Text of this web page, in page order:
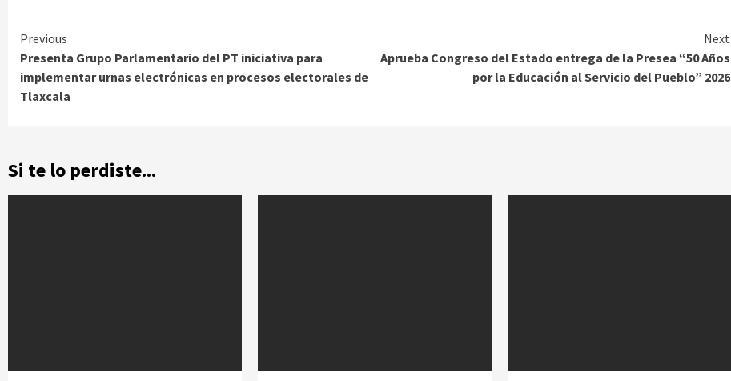
Continue
Reading
Previous
Presenta Grupo Parlamentario del PT iniciativa para
implementar urnas electrónicas en procesos electorales de
Tlaxcala
Next
Aprueba Congreso del Estado entrega de la Presea “50 Años
por la Educación al Servicio del Pueblo” 2026
Si te lo perdiste...